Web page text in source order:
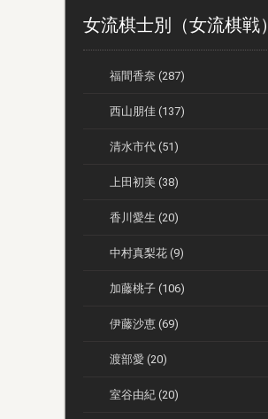
女流棋士別（女流棋戦）
福間香奈 (287)
西山朋佳 (137)
清水市代 (51)
上田初美 (38)
香川愛生 (20)
中村真梨花 (9)
加藤桃子 (106)
伊藤沙恵 (69)
渡部愛 (20)
室谷由紀 (20)